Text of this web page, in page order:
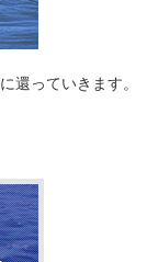
還っていきます。